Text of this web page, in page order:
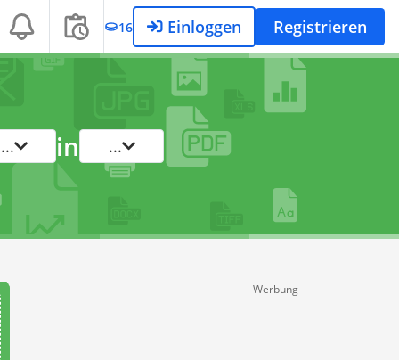
16 Einloggen Registrieren
... in ...
Werbung